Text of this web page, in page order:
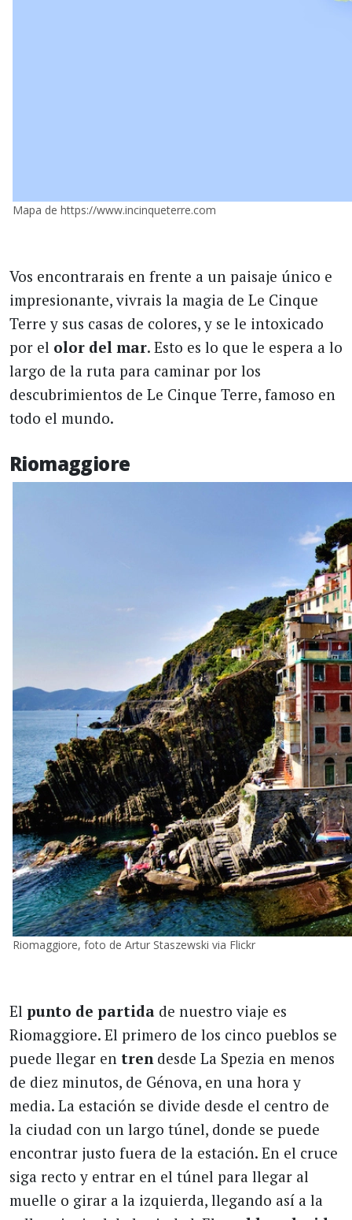
Mapa de https://www.incinqueterre.com
Vos encontrarais en frente a un paisaje único e
impresionante, vivrais la magia de Le Cinque
Terre y sus casas de colores, y se le intoxicado
por el olor del mar. Esto es lo que le espera a lo
largo de la ruta para caminar por los
descubrimientos de Le Cinque Terre, famoso en
todo el mundo.
Riomaggiore
Riomaggiore, foto de Artur Staszewski via Flickr
El punto de partida de nuestro viaje es
Riomaggiore. El primero de los cinco pueblos se
puede llegar en tren desde La Spezia en menos
de diez minutos, de Génova, en una hora y
media. La estación se divide desde el centro de
la ciudad con un largo túnel, donde se puede
encontrar justo fuera de la estación. En el cruce
siga recto y entrar en el túnel para llegar al
muelle o girar a la izquierda, llegando así a la